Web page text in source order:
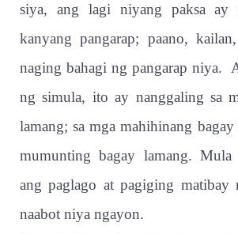
siya, ang lagi niyang paksa ay
kanyang pangarap; paano,
naging bahagi ng pangarap niya.
ng simula, ito ay nanggaling sa
lamang; sa mga mahihinang bagay
mumunting bagay lamang. Mula
ang paglago at pagiging matibay
naabot niya ngayon.